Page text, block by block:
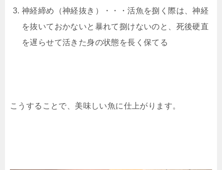
神経締め（神経抜き）・・・活魚を捌く際は、神経
を抜いておかないと暴れて捌けないのと、死後硬直
を遅らせて活きた身の状態を長く保てる
こうすることで、美味しい魚に仕上がります。